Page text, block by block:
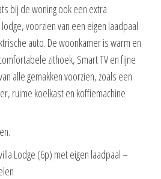
bij de woning ook een extra
voorzien van een eigen laadpaal
auto. De woonkamer is warm en
zithoek, Smart TV en fijne
alle gemakken voorzien, zoals een
ruime koelkast en koffiemachine
Lodge (6p) met eigen laadpaal –